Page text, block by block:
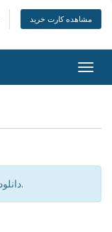
مشاهده کارت خرید
دانلودی برای نمایش موجود نیست.